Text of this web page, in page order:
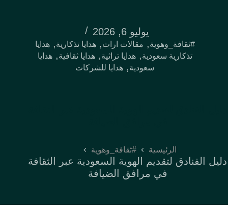
يوليو 6, 2026
#ثقافة_وهوية, مقالات اراث,هدايا تذكارية,هدايا
تذكارية سعودية,هدايا تراثية,هدايا ثقافية,هدايا
سعودية, هدايا للشركات
الرئيسية #ثقافة_وهوية
دليل الفنادق لتقديم الهوية السعودية عبر الثقافة
في مرافق الضيافة